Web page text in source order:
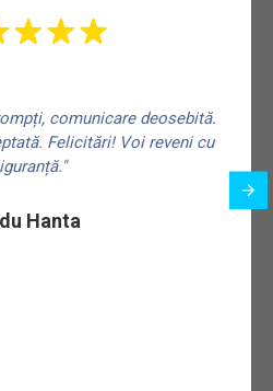
comunicare deosebită.
Felicitări! Voi reveni cu
Hanta